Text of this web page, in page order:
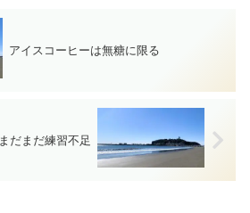
アイスコーヒーは無糖に限る
まだまだ練習不足